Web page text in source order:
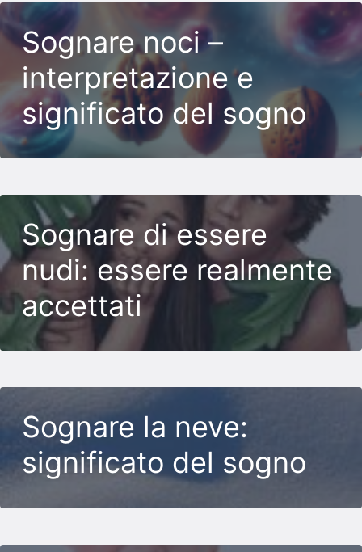
Sognare noci –
interpretazione e
significato del sogno
Sognare di essere
nudi: essere realmente
accettati
Sognare la neve:
significato del sogno